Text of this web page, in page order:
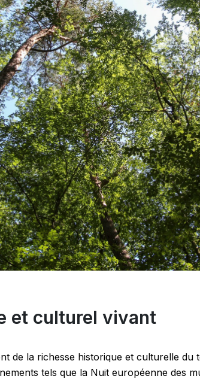
et culturel vivant
de la richesse historique et culturelle du
tels que la Nuit européenne des